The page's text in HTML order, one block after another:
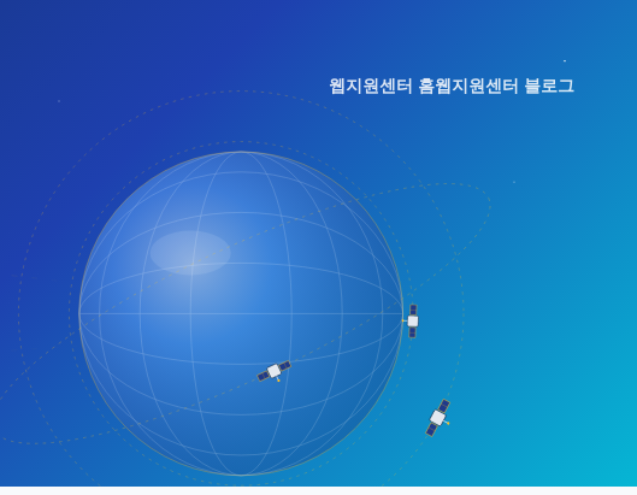
웹지원센터 홈웹지원센터 블로그